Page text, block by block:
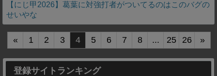
【にじ甲2026】葛葉に対強打者がついてるのはこのバグの
せいやな
« 1 2 3 4 5 6 7 8 ... 25 26 »
登録サイトランキング